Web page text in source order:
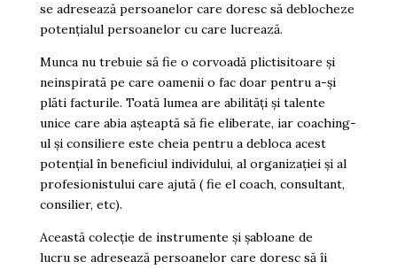
se adresează persoanelor care doresc să deblocheze
potențialul persoanelor cu care lucrează.
Munca nu trebuie să fie o corvoadă plictisitoare și
neinspirată pe care oamenii o fac doar pentru a-și
plăti facturile. Toată lumea are abilități și talente
unice care abia așteaptă să fie eliberate, iar coaching-
ul și consiliere este cheia pentru a debloca acest
potențial în beneficiul individului, al organizației și al
profesionistului care ajută ( fie el coach, consultant,
consilier, etc).
Această colecție de instrumente și șabloane de
lucru se adresează persoanelor care doresc să îi